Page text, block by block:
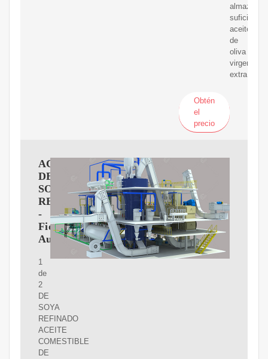
almazaras
suficiente
aceite
de
oliva
virgen
extra
Obtén
el
precio
ACEITE
DE
SOYA
REFINADO
-
Fiordo
Austral
1
de
2
DE
SOYA
REFINADO
ACEITE
COMESTIBLE
DE